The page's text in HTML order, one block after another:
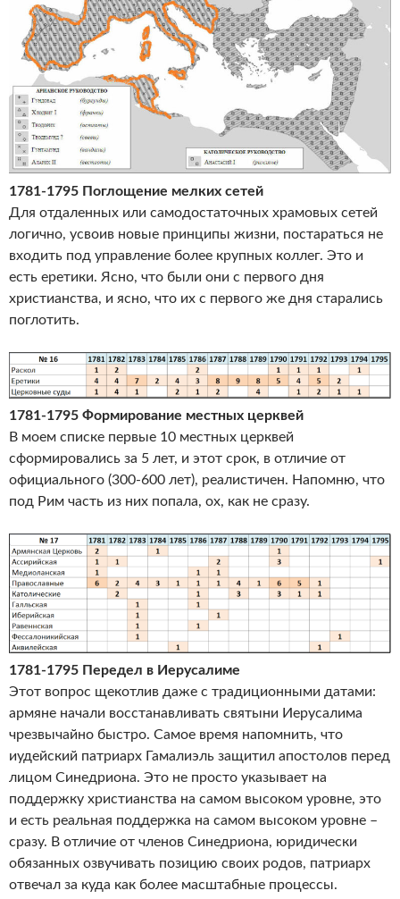
1781-1795 Поглощение мелких сетей
Для отдаленных или самодостаточных храмовых сетей
логично, усвоив новые принципы жизни, постараться не
входить под управление более крупных коллег. Это и
есть еретики. Ясно, что были они с первого дня
христианства, и ясно, что их с первого же дня старались
поглотить.
1781-1795 Формирование местных церквей
В моем списке первые 10 местных церквей
сформировались за 5 лет, и этот срок, в отличие от
официального (300-600 лет), реалистичен. Напомню, что
под Рим часть из них попала, ох, как не сразу.
1781-1795 Передел в Иерусалиме
Этот вопрос щекотлив даже с традиционными датами:
армяне начали восстанавливать святыни Иерусалима
чрезвычайно быстро. Самое время напомнить, что
иудейский патриарх Гамалиэль защитил апостолов перед
лицом Синедриона. Это не просто указывает на
поддержку христианства на самом высоком уровне, это
и есть реальная поддержка на самом высоком уровне –
сразу. В отличие от членов Синедриона, юридически
обязанных озвучивать позицию своих родов, патриарх
отвечал за куда как более масштабные процессы.